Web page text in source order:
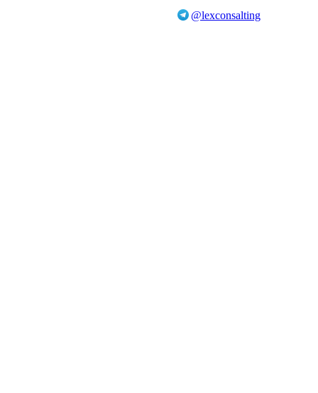
@lexconsalting